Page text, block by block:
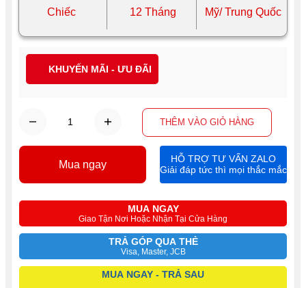
Chiếc 12 Tháng Mỹ/ Trung Quốc
THÊM VÀO GIỎ HÀNG
MUA NGAY
Giao Tận Nơi Hoặc Nhận Tại Cửa Hàng
TRẢ GÓP QUA THẺ
Visa, Master, JCB
MUA NGAY - TRẢ SAU
Mua ngay
HỖ TRỢ TƯ VẤN ZALO
Giải đáp tức thì mọi thắc mắc
KHUYẾN MÃI - ƯU ĐÃI